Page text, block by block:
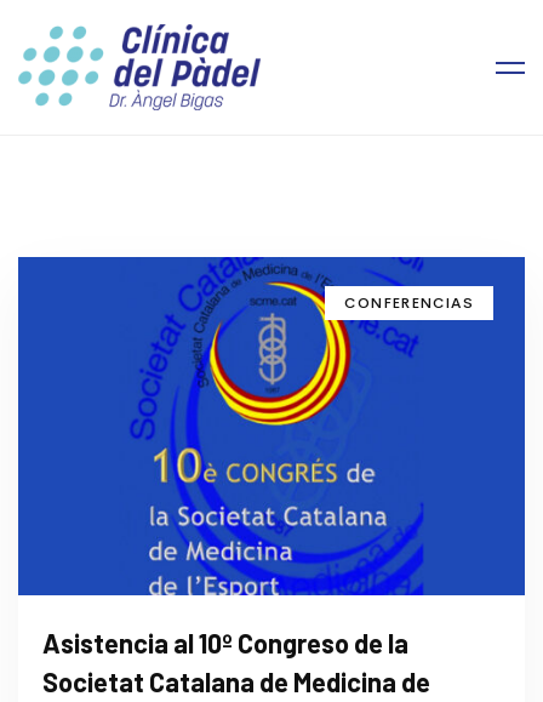
CONFERENCIAS
Asistencia al 10º Congreso de la
Societat Catalana de Medicina de